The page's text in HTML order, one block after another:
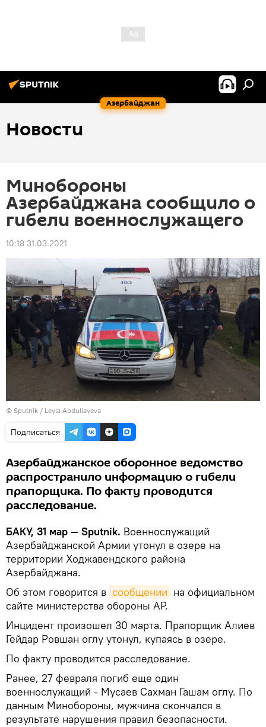
Азербайджан
Новости
Минобороны
Азербайджана сообщило о
гибели военнослужащего
10:18 31.03.2021
© Sputnik / Leyla Abdullayeva
Подписаться
Азербайджанское оборонное ведомство
распространило информацию о гибели
прапорщика. По факту проводится
расследование.
БАКУ, 31 мар — Sputnik. Военнослужащий
Азербайджанской Армии утонул в озере на
территории Ходжавендского района
Азербайджана.
Об этом говорится в сообщении на официальном
сайте министерства обороны АР.
Инцидент произошел 30 марта. Прапорщик Алиев
Гейдар Ровшан оглу утонул, купаясь в озере.
По факту проводится расследование.
Ранее, 27 февраля погиб еще один
военнослужащий - Мусаев Сахман Гашам оглу. По
данным Минобороны, мужчина скончался в
результате нарушения правил безопасности.